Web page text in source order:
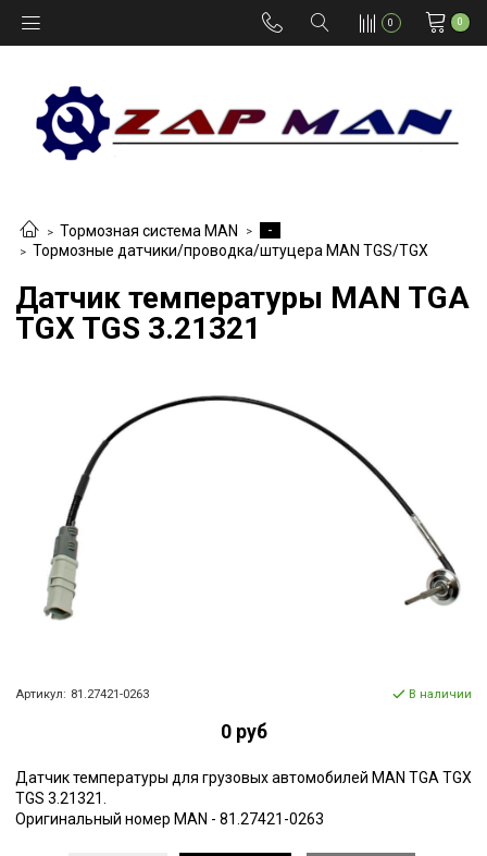
0 0
Тормозная система MAN
-
Тормозные датчики/проводка/штуцера MAN TGS/TGX
Датчик температуры MAN TGA
TGX TGS 3.21321
Артикул: 81.27421-0263 В наличии
0 руб
Датчик температуры для грузовых автомобилей MAN TGA TGX
TGS 3.21321.
Оригинальный номер MAN - 81.27421-0263